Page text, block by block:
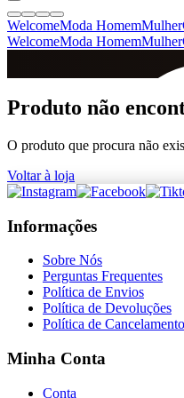
WelcomeModa HomemMulher
WelcomeModa HomemMulher
+de 36.000 reviews
Produto não
O produto que procura não
Voltar à loja
Informações
Sobre Nós
Perguntas Frequentes
Política de Envios
Política de Devoluções
Política de Cancelamento
Minha Conta
Conta